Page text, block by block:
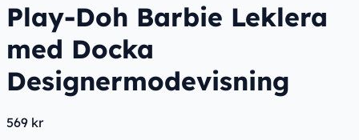
Play-Doh Barbie Leklera
med Docka
Designermodevisning
569 kr